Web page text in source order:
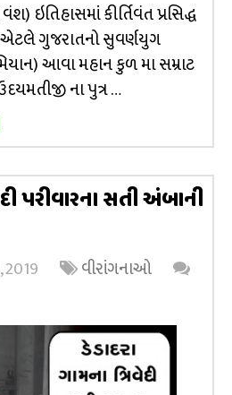
ઇતિહાસમાં કીર્તિવંત પ્રસિદ્ધ
એટલે ગુજરાતનો સુવર્ણયુગ
આવા મહાન કુળ મા સમ્રાટ
ના પુત્ર …
પરીવારના સતી અંબાની
2019
વીરાંગનાઓ